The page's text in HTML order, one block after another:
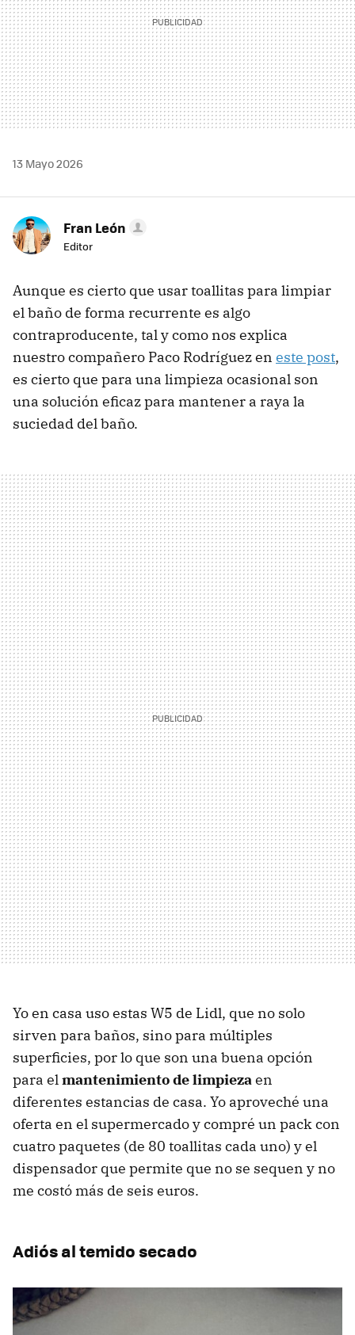
13 Mayo 2026
Fran León
Editor
Aunque es cierto que usar toallitas para limpiar
el baño de forma recurrente es algo
contraproducente, tal y como nos explica
nuestro compañero Paco Rodríguez en este post,
es cierto que para una limpieza ocasional son
una solución eficaz para mantener a raya la
suciedad del baño.
Yo en casa uso estas W5 de Lidl, que no solo
sirven para baños, sino para múltiples
superficies, por lo que son una buena opción
para elmantenimiento de limpiezaen
diferentes estancias de casa. Yo aproveché una
oferta en el supermercado y compré un pack con
cuatro paquetes (de 80 toallitas cada uno) y el
dispensador que permite que no se sequen y no
me costó más de seis euros.
Adiós al temido secado